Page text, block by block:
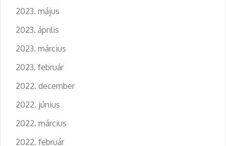
2023. május
2023. április
2023. március
2023. február
2022. december
2022. június
2022. március
2022. február